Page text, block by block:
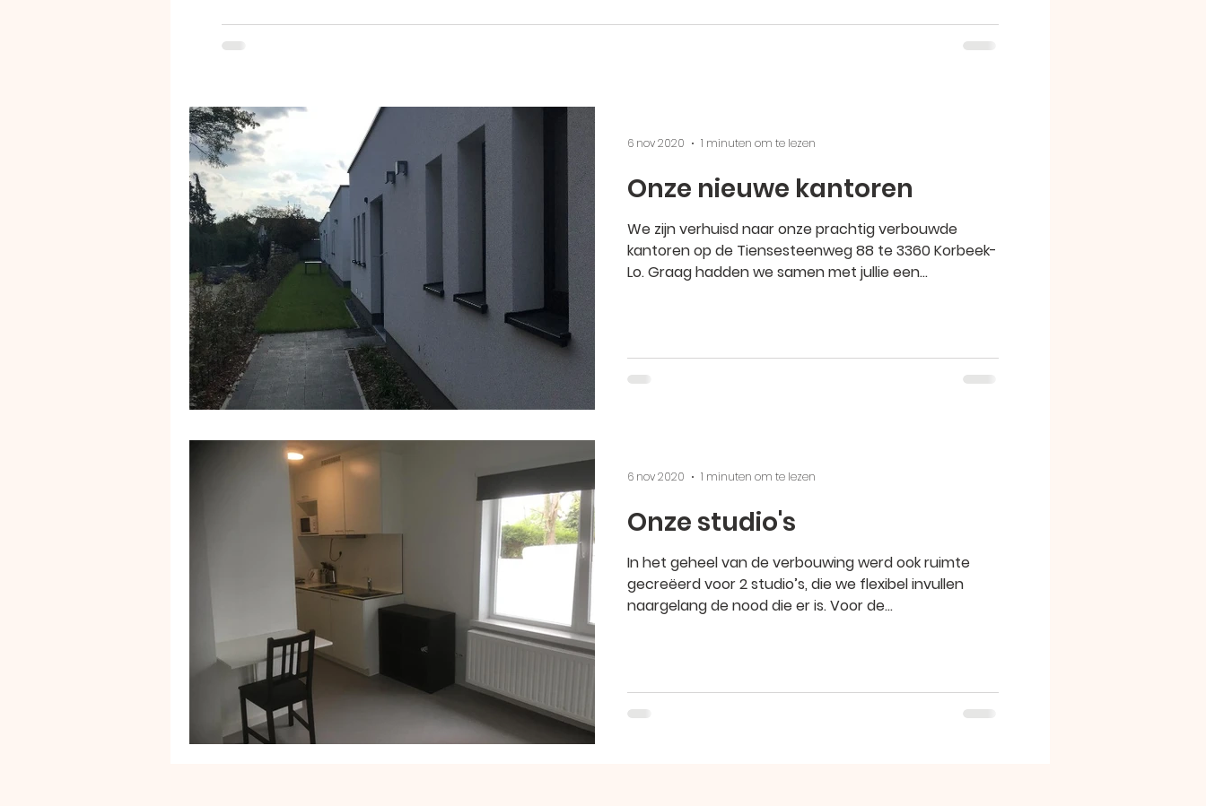
Onze nieuwe kantoren
We zijn verhuisd naar onze prachtig verbouwde
kantoren op de Tiensesteenweg 88 te 3360 Korbeek-
Lo. Graag hadden we samen met jullie een...
6 nov 2020 1 minuten om te lezen
Onze studio's
In het geheel van de verbouwing werd ook ruimte
gecreëerd voor 2 studio’s, die we flexibel invullen
naargelang de nood die er is. Voor de...
6 nov 2020 1 minuten om te lezen